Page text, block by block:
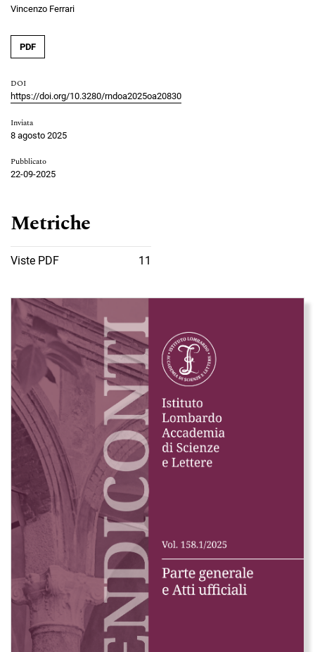
Vincenzo Ferrari
PDF
DOI
https://doi.org/10.3280/rndoa2025oa20830
Inviata
8 agosto 2025
Pubblicato
22-09-2025
Metriche
Viste PDF 11
Immagine di copertina